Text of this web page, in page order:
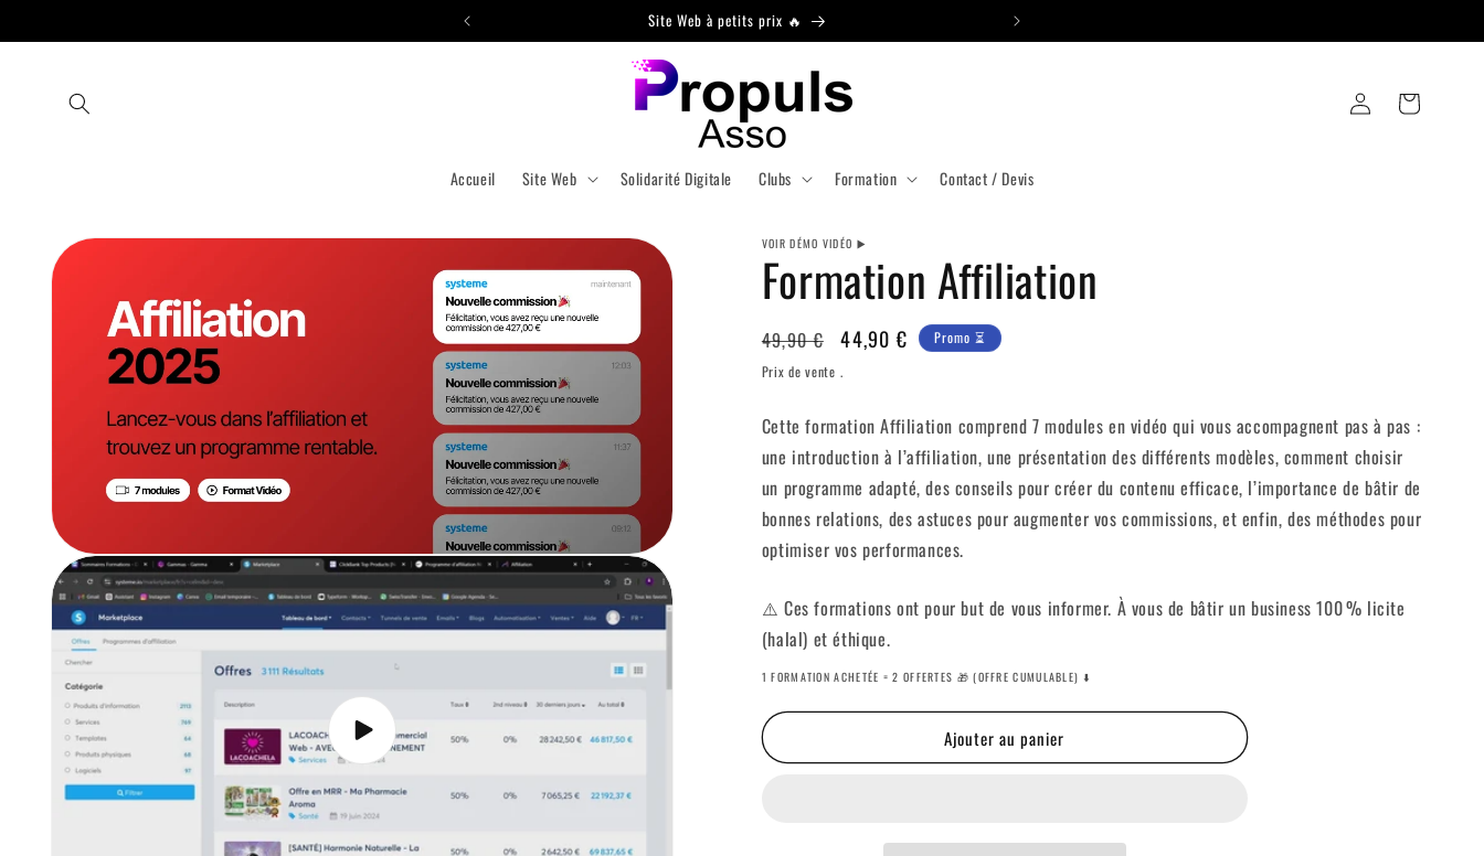
Site Web à petits prix 🔥
Accueil Site Web Solidarité Digitale Clubs Formation Contact / Devis
Connexion Panier
Passer aux
Lire
VOIR DÉMO VIDÉO ▶️
Formation Affiliation
Prix
habituel
49,90 €
Promo
⏳
44,90 €
Promo ⏳
Prix de vente .
Cette formation Affiliation comprend 7 modules en vidéo qui vous accompagnent pas à pas :
une introduction à l’affiliation, une présentation des différents modèles, comment choisir
un programme adapté, des conseils pour créer du contenu efficace, l’importance de bâtir de
bonnes relations, des astuces pour augmenter vos commissions, et enfin, des méthodes pour
optimiser vos performances.
⚠️ Ces formations ont pour but de vous informer. À vous de bâtir un business 100 % licite
(halal) et éthique.
1 FORMATION ACHETÉE = 2 OFFERTES 🎁 (OFFRE CUMULABLE) ⬇️
Ajouter au panier